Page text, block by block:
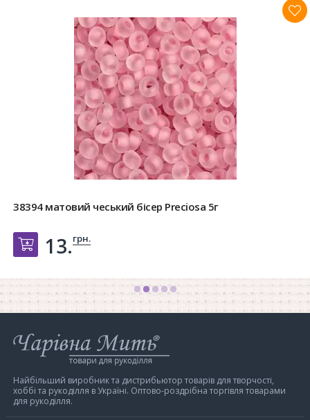
38394 матовий чеський бісер Preciosa 5г
Добавить в корзину
13.грн.
Інтернет-
магазин
Мить
Найбільший виробник та дистрибьютор товарів для творчості,
хоббі та рукоділля в Україні. Оптово-роздрібна торгівля товарами
для рукоділля.